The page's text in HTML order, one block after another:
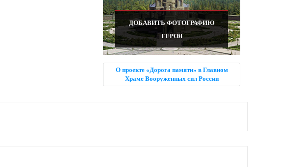
ДОБАВИТЬ ФОТОГРАФИЮ
ГЕРОЯ
О проекте «Дорога памяти» в Главном
Храме Вооруженных сил России